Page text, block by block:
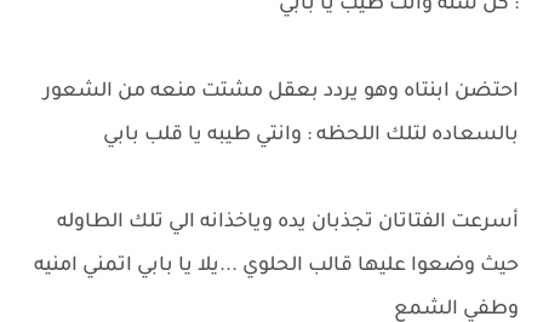
: كل سنه وانت طيب يا بابي
احتضن ابنتاه وهو يردد بعقل مشتت منعه من الشعور
بالسعاده لتلك اللحظه : وانتي طيبه يا قلب بابي
أسرعت الفتاتان تجذبان يده وياخذانه الي تلك الطاوله
حيث وضعوا عليها قالب الحلوي ...يلا يا بابي اتمني امنيه
وطفي الشمع